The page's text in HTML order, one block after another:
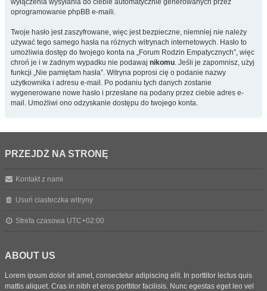
wyłączenia wysyłania do ciebie automatycznie generowanych przez
oprogramowanie phpBB e-maili.
Twoje hasło jest zaszyfrowane, więc jest bezpieczne, niemniej nie należy
używać tego samego hasła na różnych witrynach internetowych. Hasło to
umożliwia dostęp do twojego konta na „Forum Rodzin Empatycznych”, więc
chroń je i w żadnym wypadku nie podawaj nikomu. Jeśli je zapomnisz, użyj
funkcji „Nie pamiętam hasła”. Witryna poprosi cię o podanie nazwy
użytkownika i adresu e-mail. Po podaniu tych danych zostanie
wygenerowane nowe hasło i przesłane na podany przez ciebie adres e-
mail. Umożliwi ono odzyskanie dostępu do twojego konta.
PRZEJDŹ NA STRONĘ
Kontakt z nami
Usuń ciasteczka witryny
Strefa czasowa UTC+02:00
ABOUT US
Lorem ipsum dolor sit amet, consectetur adipiscing elit. In porttitor lectus quis
mattis aliquet. Cras in nibh et eros porttitor facilisis. Nunc egestas eget leo vel